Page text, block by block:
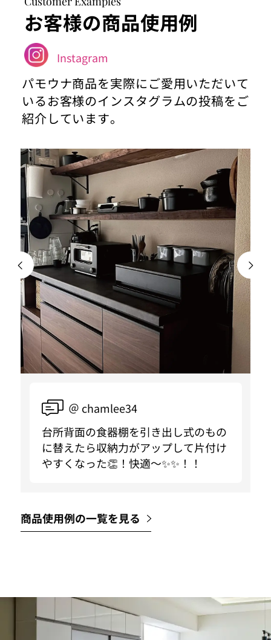
お客様の商品使用例
Instagram
パモウナ商品を実際にご愛用いただいて
いるお客様のインスタグラムの投稿をご
紹介しています。
＠ chamlee34
台所背面の食器棚を引き出し式のもの
に替えたら収納力がアップして片付け
やすくなった👏！快適〜✨✨！！
商品使用例の一覧を見る